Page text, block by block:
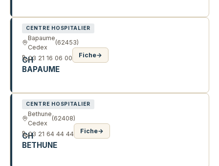
CENTRE HOSPITALIER
Bapaume
Cedex
(62453)
CH
BAPAUME
03 21 16 06 00 Fiche→
CENTRE HOSPITALIER
Bethune
Cedex
(62408)
CH
BETHUNE
03 21 64 44 44 Fiche→